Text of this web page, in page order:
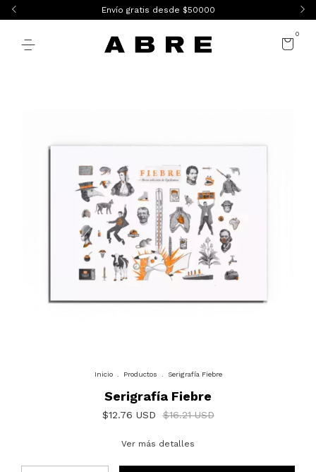
Envío gratis desde $50000
0
Inicio Productos Serigrafía Fiebre
Serigrafía Fiebre
$12.76 USD $16.21 USD
Ver más detalles